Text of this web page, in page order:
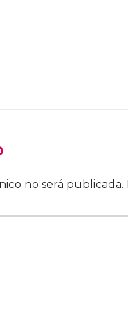
no será publicada.